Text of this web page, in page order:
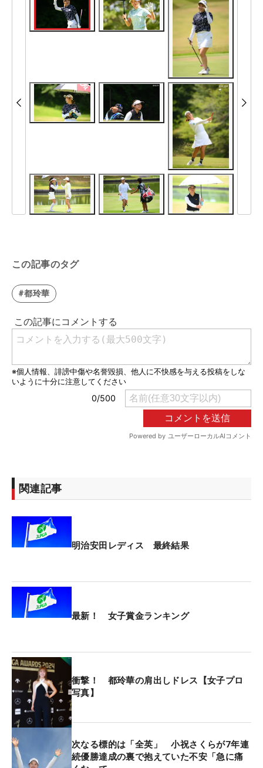
この記事のタグ
#都玲華
関連記事
明治安田レディス 最終結果
最新！ 女子賞金ランキング
衝撃！ 都玲華の肩出しドレス【女子プロ
写真】
次なる標的は「全英」 小祝さくらが7年連
続優勝達成の裏で抱えていた不安「急に痛